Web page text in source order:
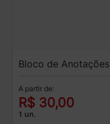
Bloco de Anotações
A partir de:
R$ 30,00
1 un.